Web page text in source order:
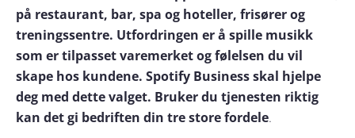
på restaurant, bar, spa og hoteller, frisører og
treningssentre. Utfordringen er å spille musikk
som er tilpasset varemerket og følelsen du vil
skape hos kundene. Spotify Business skal hjelpe
deg med dette valget. Bruker du tjenesten riktig
kan det gi bedriften din tre store fordele.